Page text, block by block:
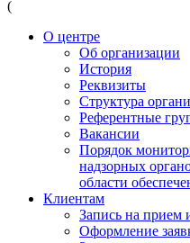
(
О центре
Об организации
История
Реквизиты
Структура
Референтные
Вакансии
Порядок
надзорных
области
Клиентам
Запись на прием
Оформление